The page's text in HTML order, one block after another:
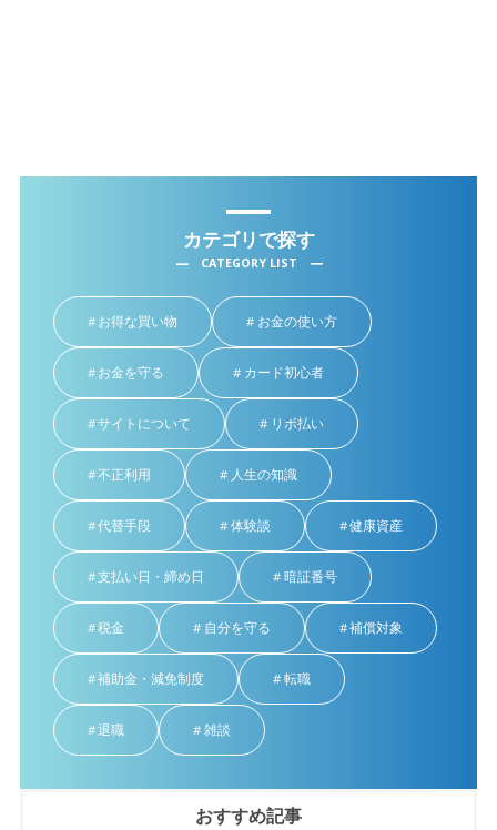
カテゴリで探す
CATEGORY LIST
お得な買い物 お金の使い方
お金を守る カード初心者
サイトについて リボ払い
不正利用 人生の知識
代替手段 体験談 健康資産
支払い日・締め日 暗証番号
税金 自分を守る 補償対象
補助金・減免制度 転職
退職 雑談
おすすめ記事